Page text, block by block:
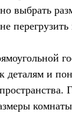
выбрать
перегрузить
деталям и